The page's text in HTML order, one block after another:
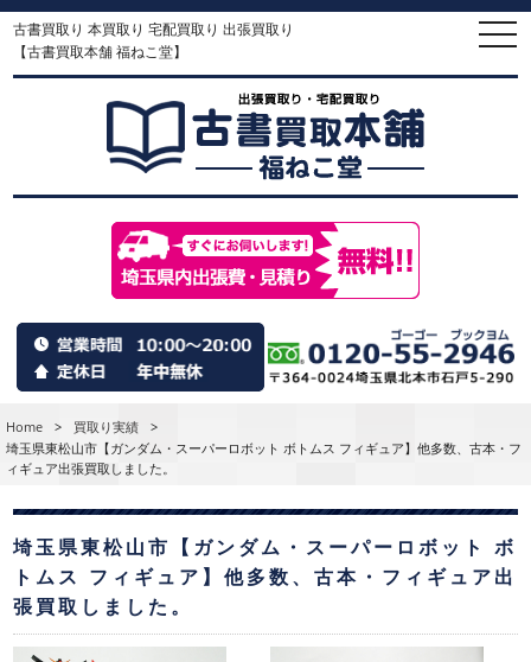
古書買取り 本買取り 宅配買取り 出張買取り
【古書買取本舗 福ねこ堂】
Home > 買取り実績
>
埼玉県東松山市【ガンダム・スーパーロボット ボトムス フィギュア】他多数、古本・フ
ィギュア出張買取しました。
埼玉県東松山市【ガンダム・スーパーロボット ボ
トムス フィギュア】他多数、古本・フィギュア出
張買取しました。